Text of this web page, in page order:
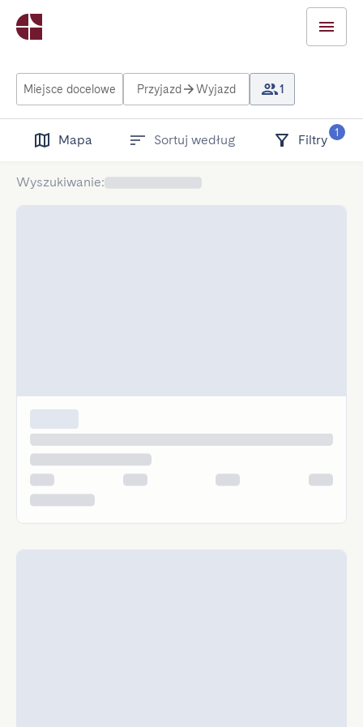
Miejsce docelowe Przyjazd Wyjazd 1
Mapa Sortuj według Filtry
1
Wyszukiwanie: